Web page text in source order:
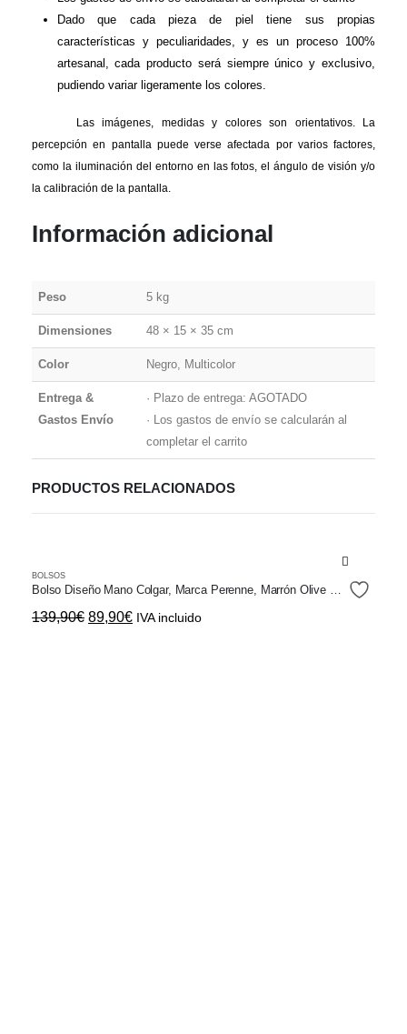
Dado que cada pieza de piel tiene sus propias
características y peculiaridades, y es un proceso 100%
artesanal, cada producto será siempre único y exclusivo,
pudiendo variar ligeramente los colores.
Las imágenes, medidas y colores son orientativos. La
percepción en pantalla puede verse afectada por varios factores,
como la iluminación del entorno en las fotos, el ángulo de visión y/o
la calibración de la pantalla.
Información adicional
Peso 5 kg
Dimensiones 48 × 15 × 35 cm
Color Negro, Multicolor
Entrega &
Gastos Envío
· Plazo de entrega: AGOTADO
· Los gastos de envío se calcularán al
completar el carrito
PRODUCTOS RELACIONADOS
BOLSOS
139,90€ El
89,90€ElIVA incluido